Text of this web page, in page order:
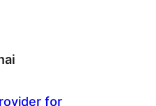
for